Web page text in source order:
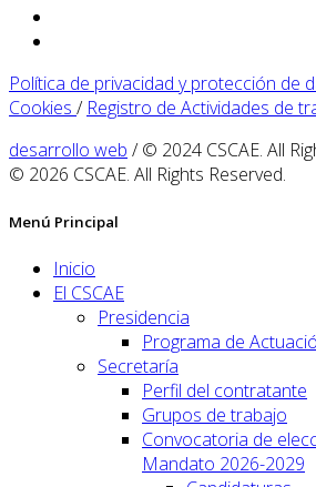
Política de privacidad y protección de
Cookies / Registro de Actividades de
desarrollo web / © 2024 CSCAE. All
© 2026 CSCAE. All Rights Reserved.
Menú Principal
Inicio
El CSCAE
Presidencia
Programa de
Secretaría
Perfil del contratante
Grupos de trabajo
Convocatoria de
Mandato 2026-2029